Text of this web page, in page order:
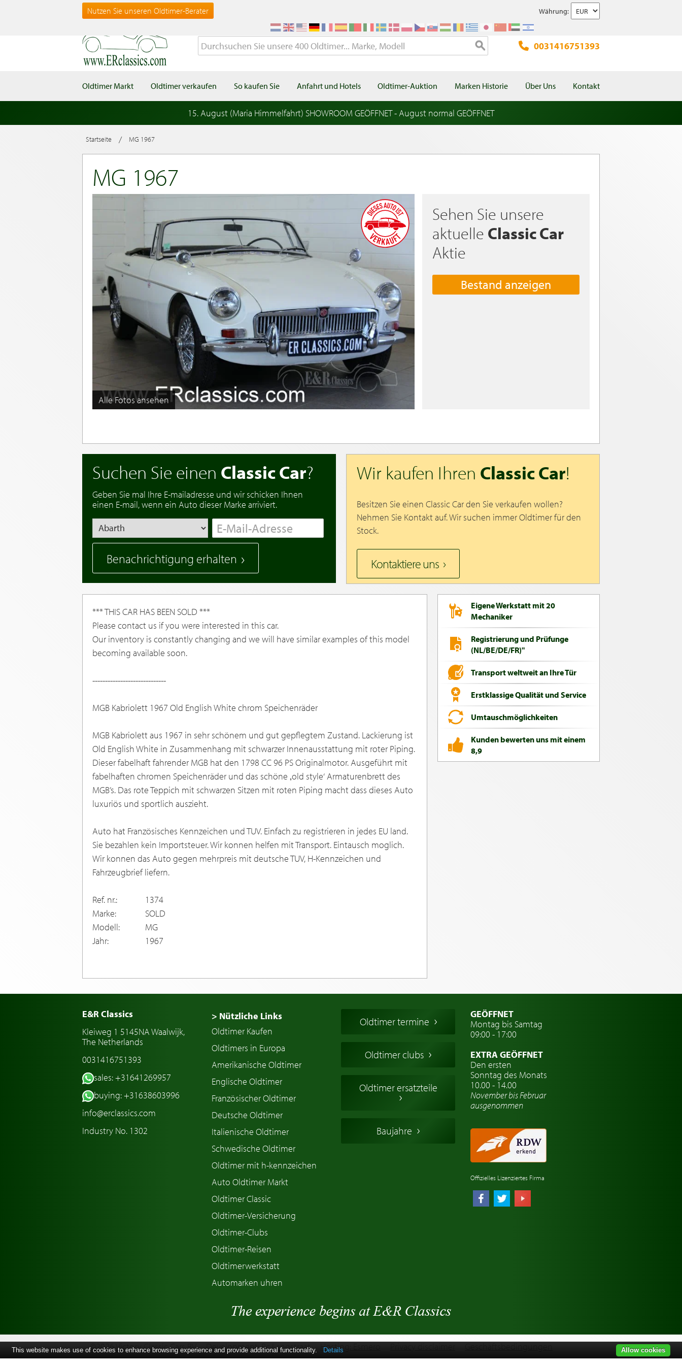
Nutzen Sie unseren Oldtimer-Berater Währung:
0031416751393
Oldtimer Markt Oldtimer verkaufen So kaufen Sie Anfahrt und Hotels Oldtimer-Auktion Marken Historie Über Uns Kontakt
15. August (Maria Himmelfahrt) SHOWROOM GEÖFFNET - August normal GEÖFFNET
Startseite / MG 1967
MG 1967
Alle Fotos ansehen
Sehen Sie unsere
aktuelle Classic Car
Aktie
Bestand anzeigen
Suchen Sie einen Classic Car?
Geben Sie mal Ihre E-mailadresse und wir schicken Ihnen
einen E-mail, wenn ein Auto dieser Marke arriviert.
Benachrichtigung erhalten
Wir kaufen Ihren Classic Car!
Besitzen Sie einen Classic Car den Sie verkaufen wollen?
Nehmen Sie Kontakt auf. Wir suchen immer Oldtimer für den
Stock.
Kontaktiere uns
*** THIS CAR HAS BEEN SOLD ***
Please contact us if you were interested in this car.
Our inventory is constantly changing and we will have similar examples of this model
becoming available soon.
-----------------------------
MGB Kabriolett 1967 Old English White chrom Speichenräder
MGB Kabriolett aus 1967 in sehr schönem und gut gepflegtem Zustand. Lackierung ist
Old English White in Zusammenhang mit schwarzer Innenausstattung mit roter Piping.
Dieser fabelhaft fahrender MGB hat den 1798 CC 96 PS Originalmotor. Ausgeführt mit
fabelhaften chromen Speichenräder und das schöne ‚old style‘ Armaturenbrett des
MGB’s. Das rote Teppich mit schwarzen Sitzen mit roten Piping macht dass dieses Auto
luxuriös und sportlich auszieht.
Auto hat Französisches Kennzeichen und TUV. Einfach zu registrieren in jedes EU land.
Sie bezahlen kein Importsteuer. Wir konnen helfen mit Transport. Eintausch moglich.
Wir konnen das Auto gegen mehrpreis mit deutsche TUV, H-Kennzeichen und
Fahrzeugbrief liefern.
Ref. nr.:
1374
Marke:
SOLD
Modell:
MG
Jahr:
1967
Eigene Werkstatt mit 20
Mechaniker
Registrierung und Prüfunge
(NL/BE/DE/FR)"
Transport weltweit an Ihre Tür
Erstklassige Qualität und Service
Umtauschmöglichkeiten
Kunden bewerten uns mit einem
8,9
E&R Classics
Kleiweg 1 5145NA Waalwijk,
The Netherlands
0031416751393
sales: +31641269957
buying: +31638603996
info@erclassics.com
Industry No. 1302
> Nützliche Links
Oldtimer Kaufen
Oldtimers in Europa
Amerikanische Oldtimer
Englische Oldtimer
Französischer Oldtimer
Deutsche Oldtimer
Italienische Oldtimer
Schwedische Oldtimer
Oldtimer mit h-kennzeichen
Auto Oldtimer Markt
Oldtimer Classic
Oldtimer-Versicherung
Oldtimer-Clubs
Oldtimer-Reisen
Oldtimerwerkstatt
Automarken uhren
Oldtimer termine
Oldtimer clubs
Oldtimer ersatzteile
Baujahre
GEÖFFNET
Montag bis Samtag
09:00 - 17:00
EXTRA GEÖFFNET
Den ersten
Sonntag des Monats
10.00 - 14.00
November bis Februar
ausgenommen
Offizielles Lizenziertes Firma
©2026 Victory Classic Cars BV Development: Pc Langstraat Hosting: Esmero
This website makes use of cookies to enhance browsing experience and provide additional functionality. Details Allow cookies